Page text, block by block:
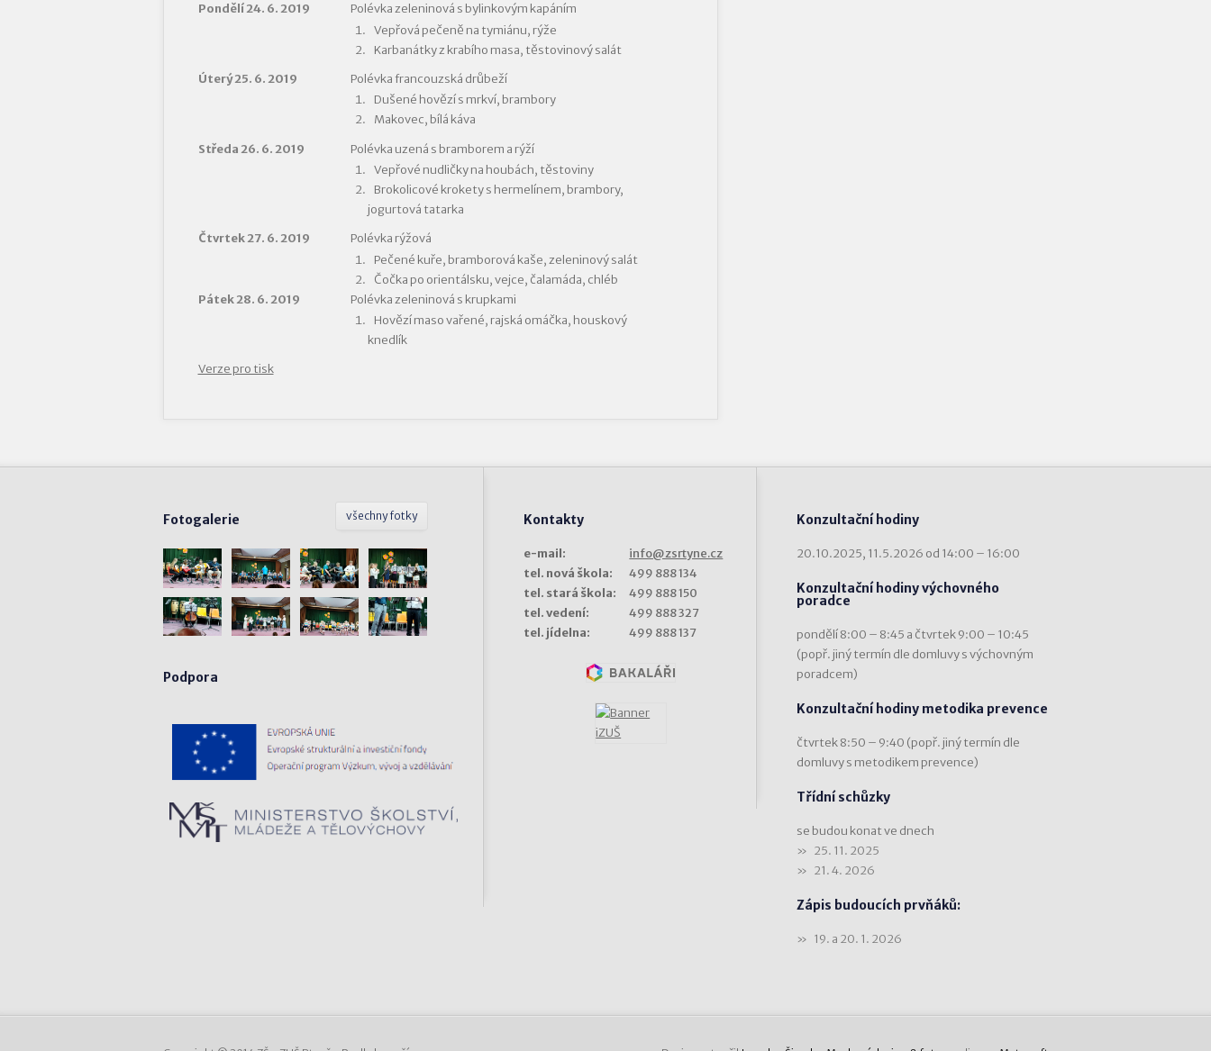
Pondělí 24. 6. 2019
Polévka zeleninová s bylinkovým kapáním
Vepřová pečeně na tymiánu, rýže
Karbanátky z krabího masa, těstovinový salát
Úterý 25. 6. 2019
Polévka francouzská drůbeží
Dušené hovězí s mrkví, brambory
Makovec, bílá káva
Středa 26. 6. 2019
Polévka uzená s bramborem a rýží
Vepřové nudličky na houbách, těstoviny
Brokolicové krokety s hermelínem, brambory,
jogurtová tatarka
Čtvrtek 27. 6. 2019
Polévka rýžová
Pečené kuře, bramborová kaše, zeleninový salát
Čočka po orientálsku, vejce, čalamáda, chléb
Pátek 28. 6. 2019
Polévka zeleninová s krupkami
Hovězí maso vařené, rajská omáčka, houskový
knedlík
Verze pro tisk
všechny fotky
Fotogalerie
Podpora
Kontakty
e-mail:
info@zsrtyne.cz
tel. nová škola:
499 888 134
tel. stará škola:
499 888 150
tel. vedení:
499 888 327
tel. jídelna:
499 888 137
Konzultační hodiny
20.10.2025, 11.5.2026 od 14:00 – 16:00
Konzultační hodiny výchovného
poradce
pondělí 8:00 – 8:45 a čtvrtek 9:00 – 10:45
(popř. jiný termín dle domluvy s výchovným
poradcem)
Konzultační hodiny metodika prevence
čtvrtek 8:50 – 9:40 (popř. jiný termín dle
domluvy s metodikem prevence)
Třídní schůzky
se budou konat ve dnech
25. 11. 2025
21. 4. 2026
Zápis budoucích prvňáků:
19. a 20. 1. 2026